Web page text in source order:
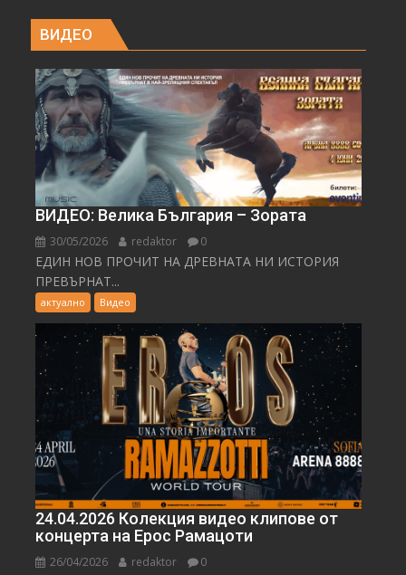
ВИДЕО
ВИДЕО: Велика България – Зората
30/05/2026 redaktor 0
ЕДИН НОВ ПРОЧИТ НА ДРЕВНАТА НИ ИСТОРИЯ
ПРЕВЪРНАТ...
актуално Видео
24.04.2026 Колекция видео клипове от
концерта на Ерос Рамацоти
26/04/2026 redaktor 0